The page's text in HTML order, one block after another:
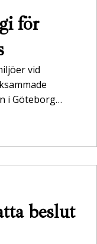
för
vid
i Göteborg…
beslut